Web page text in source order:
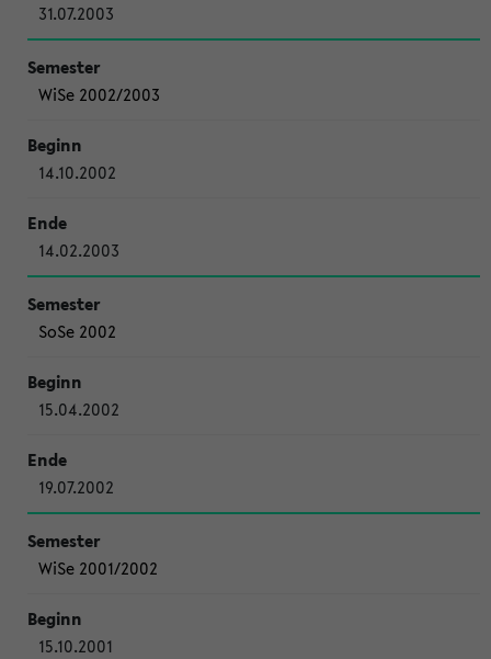
31.07.2003
WiSe 2002/2003
14.10.2002
14.02.2003
SoSe 2002
15.04.2002
19.07.2002
WiSe 2001/2002
15.10.2001